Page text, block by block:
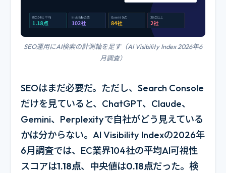
SEO運用にAI検索の計測軸を足す（AI Visibility Index 2026年6
月調査）
SEOはまだ必要だ。ただし、Search Console
だけを見ていると、ChatGPT、Claude、
Gemini、Perplexityで自社がどう見えている
かは分からない。AI Visibility Indexの2026年
6月調査では、EC業界104社の平均AI可視性
スコアは1.18点、中央値は0.18点だった。検